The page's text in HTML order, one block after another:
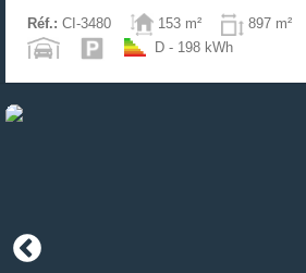
Réf.: CI-3480 153 m² 897 m²
D - 198 kWh